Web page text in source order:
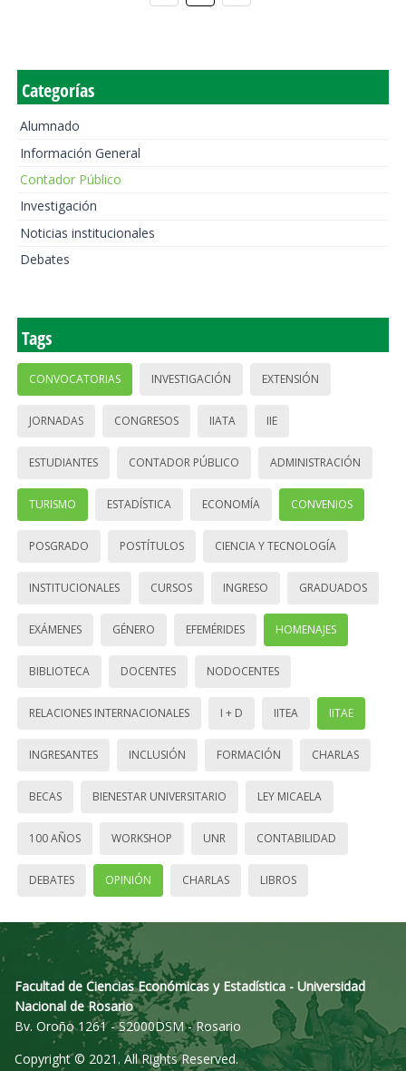
Categorías
Alumnado
Información General
Contador Público
Investigación
Noticias institucionales
Debates
Tags
CONVOCATORIAS INVESTIGACIÓN EXTENSIÓN
JORNADAS CONGRESOS IIATA IIE
ESTUDIANTES CONTADOR PÚBLICO ADMINISTRACIÓN
TURISMO ESTADÍSTICA ECONOMÍA CONVENIOS
POSGRADO POSTÍTULOS CIENCIA Y TECNOLOGÍA
INSTITUCIONALES CURSOS INGRESO GRADUADOS
EXÁMENES GÉNERO EFEMÉRIDES HOMENAJES
BIBLIOTECA DOCENTES NODOCENTES
RELACIONES INTERNACIONALES I + D IITEA IITAE
INGRESANTES INCLUSIÓN FORMACIÓN CHARLAS
BECAS BIENESTAR UNIVERSITARIO LEY MICAELA
100 AÑOS WORKSHOP UNR CONTABILIDAD
DEBATES OPINIÓN CHARLAS LIBROS
Facultad de Ciencias Económicas y Estadística - Universidad
Nacional de Rosario
Bv. Oroño 1261 - S2000DSM - Rosario
Copyright © 2021. All Rights Reserved.